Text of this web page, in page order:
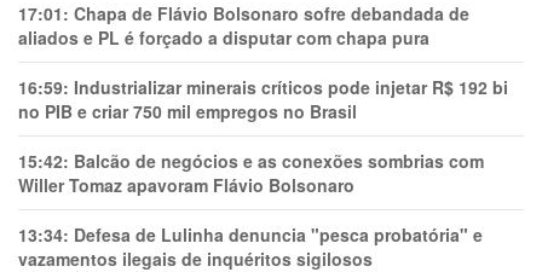
17:01: Chapa de Flávio Bolsonaro sofre debandada de
aliados e PL é forçado a disputar com chapa pura
16:59: Industrializar minerais críticos pode injetar R$ 192 bi
no PIB e criar 750 mil empregos no Brasil
15:42: Balcão de negócios e as conexões sombrias com
Willer Tomaz apavoram Flávio Bolsonaro
13:34: Defesa de Lulinha denuncia "pesca probatória" e
vazamentos ilegais de inquéritos sigilosos